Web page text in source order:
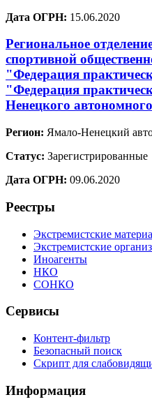
Дата ОГРН: 15.06.2020
Региональное
спортивной
"Федерация
"Федерация
Ненецкого
Регион: Ямало-Ненецкий
Статус: Зарегистрированные
Дата ОГРН: 09.06.2020
Реестры
Экстремистские
Экстремистские
Иноагенты
НКО
СОНКО
Сервисы
Контент-фильтр
Безопасный поиск
Скрипт для
Информация